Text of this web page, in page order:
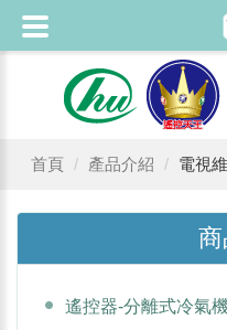
首頁 產品介紹 電視
商
遙控器-分離式冷氣